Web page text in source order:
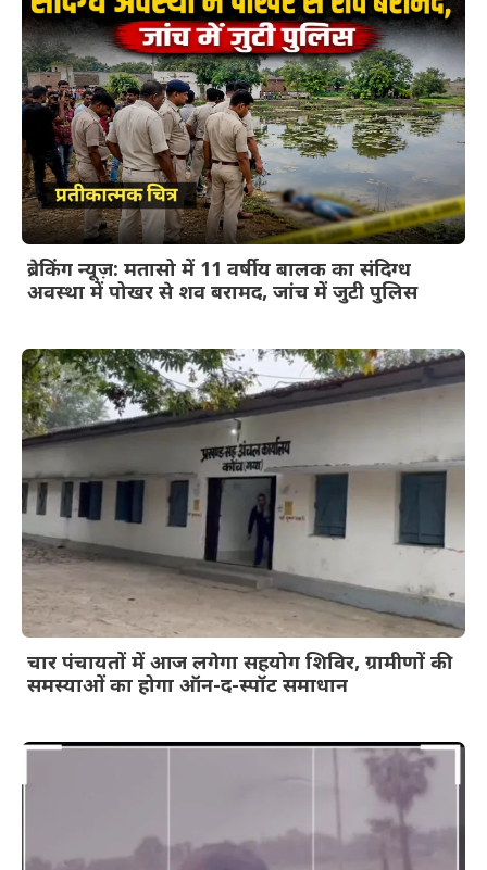
ब्रेकिंग न्यूज़: मतासो में 11 वर्षीय बालक का संदिग्ध
अवस्था में पोखर से शव बरामद, जांच में जुटी पुलिस
चार पंचायतों में आज लगेगा सहयोग शिविर, ग्रामीणों की
समस्याओं का होगा ऑन-द-स्पॉट समाधान